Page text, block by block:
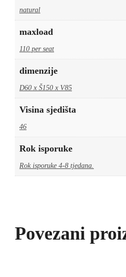
natural
maxload
110 per seat
dimenzije
D60 x Š150 x V85
Visina sjedišta
46
Rok isporuke
Rok isporuke 4-8 tjedana.
Povezani